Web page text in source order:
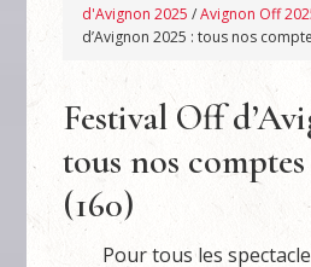
d'Avignon 2025 /Avignon Off
d’Avignon 2025 : tous nos
Festival Off
tous nos
(160)
Pour tous les